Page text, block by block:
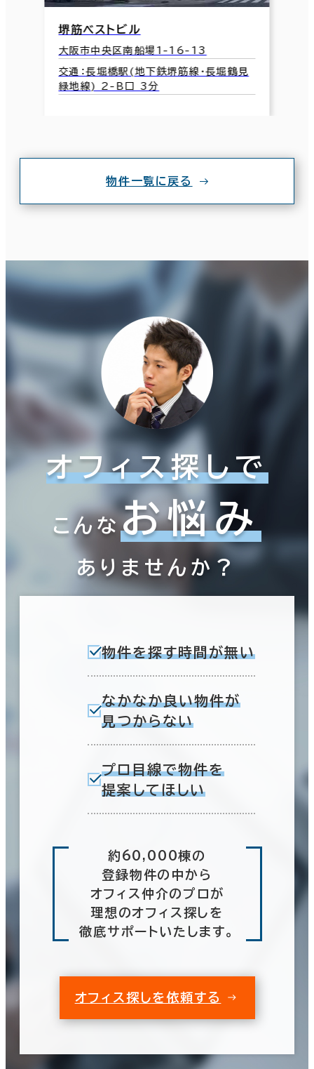
堺筋ベストビル
大阪市中央区南船場1-16-13
交通：長堀橋駅(地下鉄堺筋線･長堀鶴見
緑地線) 2-B口 3分
物件一覧に戻る
オフィス探しで
こんなお悩み
ありませんか？
物件を探す時間が無い
なかなか良い物件が
見つからない
プロ目線で物件を
提案してほしい
約60,000棟の
登録物件の中から
オフィス仲介のプロが
理想のオフィス探しを
徹底サポートいたします。
オフィス探しを依頼する